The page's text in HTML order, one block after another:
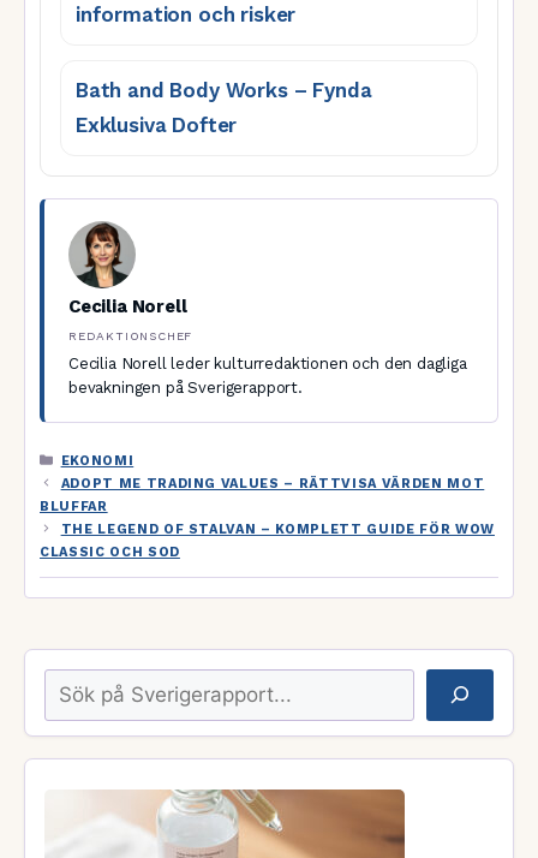
information och risker
Bath and Body Works – Fynda
Exklusiva Dofter
Cecilia Norell
REDAKTIONSCHEF
Cecilia Norell leder kulturredaktionen och den dagliga
bevakningen på Sverigerapport.
KATEGORIER
EKONOMI
ADOPT ME TRADING VALUES – RÄTTVISA VÄRDEN MOT
BLUFFAR
THE LEGEND OF STALVAN – KOMPLETT GUIDE FÖR WOW
CLASSIC OCH SOD
Sök